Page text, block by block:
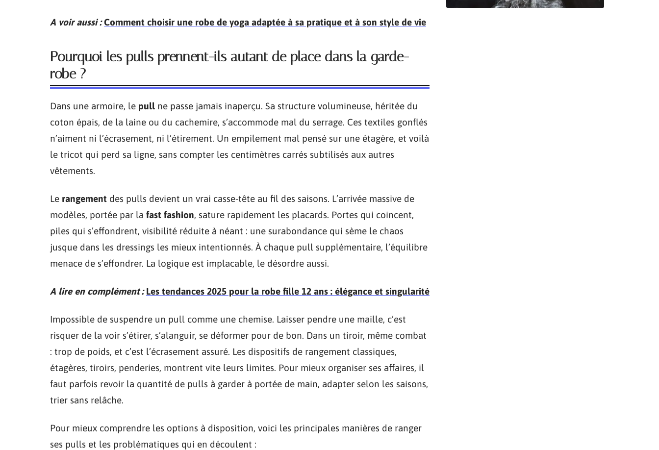
A voir aussi : Comment choisir une robe de yoga adaptée à sa pratique et à son style de vie
Pourquoi les pulls prennent-ils autant de place dans la garde-
robe ?
Dans une armoire, le pull ne passe jamais inaperçu. Sa structure volumineuse, héritée du
coton épais, de la laine ou du cachemire, s’accommode mal du serrage. Ces textiles gonflés
n’aiment ni l’écrasement, ni l’étirement. Un empilement mal pensé sur une étagère, et voilà
le tricot qui perd sa ligne, sans compter les centimètres carrés subtilisés aux autres
vêtements.
Le rangement des pulls devient un vrai casse-tête au fil des saisons. L’arrivée massive de
modèles, portée par la fast fashion, sature rapidement les placards. Portes qui coincent,
piles qui s’effondrent, visibilité réduite à néant : une surabondance qui sème le chaos
jusque dans les dressings les mieux intentionnés. À chaque pull supplémentaire, l’équilibre
menace de s’effondrer. La logique est implacable, le désordre aussi.
A lire en complément : Les tendances 2025 pour la robe fille 12 ans : élégance et singularité
Impossible de suspendre un pull comme une chemise. Laisser pendre une maille, c’est
risquer de la voir s’étirer, s’alanguir, se déformer pour de bon. Dans un tiroir, même combat
: trop de poids, et c’est l’écrasement assuré. Les dispositifs de rangement classiques,
étagères, tiroirs, penderies, montrent vite leurs limites. Pour mieux organiser ses affaires, il
faut parfois revoir la quantité de pulls à garder à portée de main, adapter selon les saisons,
trier sans relâche.
Pour mieux comprendre les options à disposition, voici les principales manières de ranger
ses pulls et les problématiques qui en découlent :